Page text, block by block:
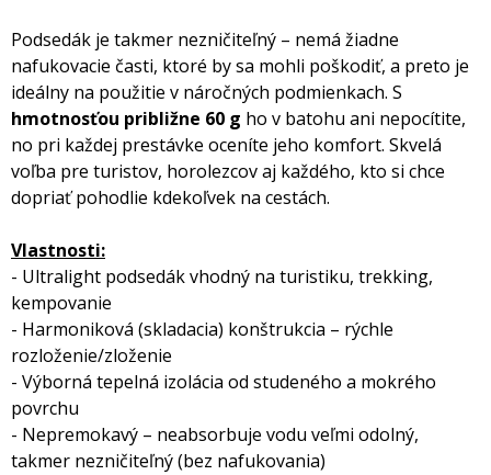
Podsedák je takmer nezničiteľný – nemá žiadne
nafukovacie časti, ktoré by sa mohli poškodiť, a preto je
ideálny na použitie v náročných podmienkach. S
hmotnosťou približne 60 g ho v batohu ani nepocítite,
no pri každej prestávke oceníte jeho komfort. Skvelá
voľba pre turistov, horolezcov aj každého, kto si chce
dopriať pohodlie kdekoľvek na cestách.
Vlastnosti:
- Ultralight podsedák vhodný na turistiku, trekking,
kempovanie
- Harmoniková (skladacia) konštrukcia – rýchle
rozloženie/zloženie
- Výborná tepelná izolácia od studeného a mokrého
povrchu
- Nepremokavý – neabsorbuje vodu veľmi odolný,
takmer nezničiteľný (bez nafukovania)